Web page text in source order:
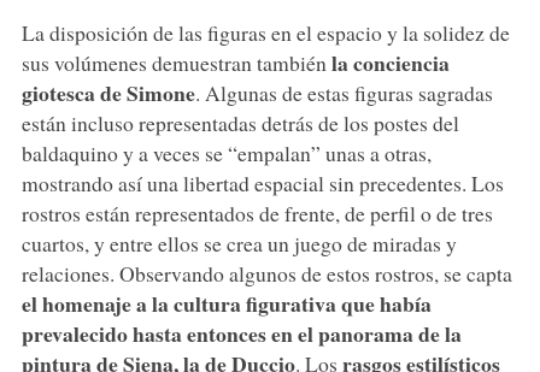
La disposición de las figuras en el espacio y la solidez de
sus volúmenes demuestran también la conciencia
giotesca de Simone. Algunas de estas figuras sagradas
están incluso representadas detrás de los postes del
baldaquino y a veces se “empalan” unas a otras,
mostrando así una libertad espacial sin precedentes. Los
rostros están representados de frente, de perfil o de tres
cuartos, y entre ellos se crea un juego de miradas y
relaciones. Observando algunos de estos rostros, se capta
el homenaje a la cultura figurativa que había
prevalecido hasta entonces en el panorama de la
pintura de Siena, la de Duccio. Los rasgos estilísticos